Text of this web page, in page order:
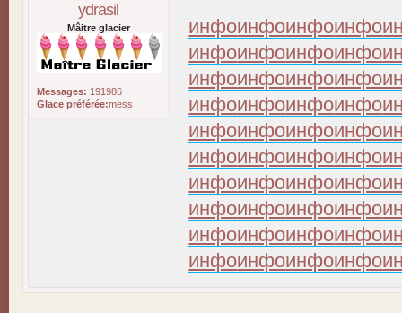
ydrasil
Mâitre glacier
Messages: 191986
Glace préférée:mess
инфоинфоинфоинфо
инфоинфоинфоинфо
инфоинфоинфоинфо
инфоинфоинфоинфо
инфоинфоинфоинфо
инфоинфоинфоинфо
инфоинфоинфоинфо
инфоинфоинфоинфо
инфоинфоинфоинфо
инфоинфоинфоинфо